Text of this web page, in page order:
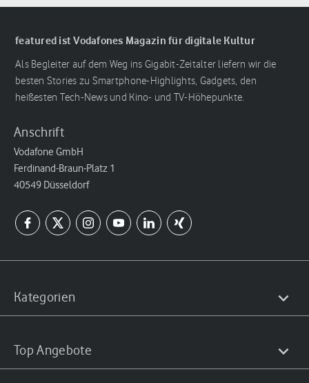
featured ist Vodafones Magazin für digitale Kultur
Als Begleiter auf dem Weg ins Gigabit-Zeitalter liefern wir die
besten Stories zu Smartphone-Highlights, Gadgets, den
heißesten Tech-News und Kino- und TV-Höhepunkte.
Anschrift
Vodafone GmbH
Ferdinand-Braun-Platz 1
40549 Düsseldorf
Kategorien
Top Angebote